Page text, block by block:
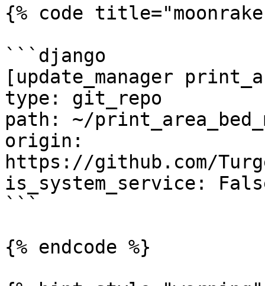
{% code
```django
[update_manager
type: git_repo
path: ~/
origin:
https://github.com/
is_system_service:
```
{% endcode %}